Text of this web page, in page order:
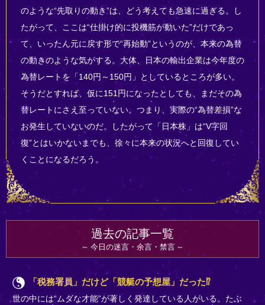
のような“先取りの動き”は、どう考えても急速に過ぎる。し
たがって、ここは“仕掛け的に投機筋が動いた”だけであっ
て、いったん元に戻す形で“再始動”というのが、本来の為替
の動きのような気がする。大体、日本の輸出企業は今年度の
為替レートを「140円～150円」としているところが多い。
そうだとすれば、仮に151円になったとしても、まだその為
替レートにさえ至っていない。つまり、実際の“為替差損”な
お発生していないのだ。したがって「日本株」は“V字回
復”とはいかないまでも、徐々に本来の状況へと回復してい
くことになるだろう。
過去の記事一覧
今日の迷言・余言・禁言
「税務署員」だけど「競艇の予想屋」だった⁉
世の中には“ムダな才能”が著しく発達している人がいる。たぶ